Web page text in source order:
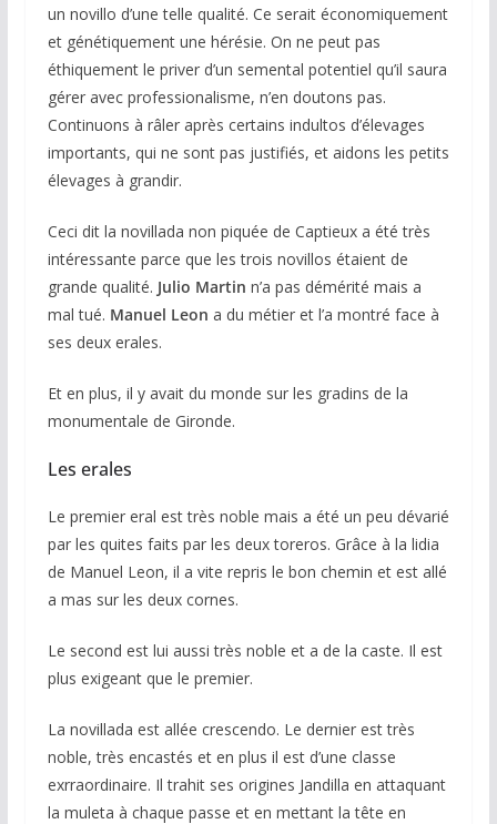
un novillo d’une telle qualité. Ce serait économiquement
et génétiquement une hérésie. On ne peut pas
éthiquement le priver d’un semental potentiel qu’il saura
gérer avec professionalisme, n’en doutons pas.
Continuons à râler après certains indultos d’élevages
importants, qui ne sont pas justifiés, et aidons les petits
élevages à grandir.
Ceci dit la novillada non piquée de Captieux a été très
intéressante parce que les trois novillos étaient de
grande qualité. Julio Martin n’a pas démérité mais a
mal tué. Manuel Leon a du métier et l’a montré face à
ses deux erales.
Et en plus, il y avait du monde sur les gradins de la
monumentale de Gironde.
Les erales
Le premier eral est très noble mais a été un peu dévarié
par les quites faits par les deux toreros. Grâce à la lidia
de Manuel Leon, il a vite repris le bon chemin et est allé
a mas sur les deux cornes.
Le second est lui aussi très noble et a de la caste. Il est
plus exigeant que le premier.
La novillada est allée crescendo. Le dernier est très
noble, très encastés et en plus il est d’une classe
exrraordinaire. Il trahit ses origines Jandilla en attaquant
la muleta à chaque passe et en mettant la tête en